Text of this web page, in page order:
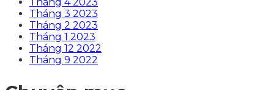
Tháng 3 2023
Tháng 2 2023
Tháng 1 2023
Tháng 12 2022
Tháng 9 2022